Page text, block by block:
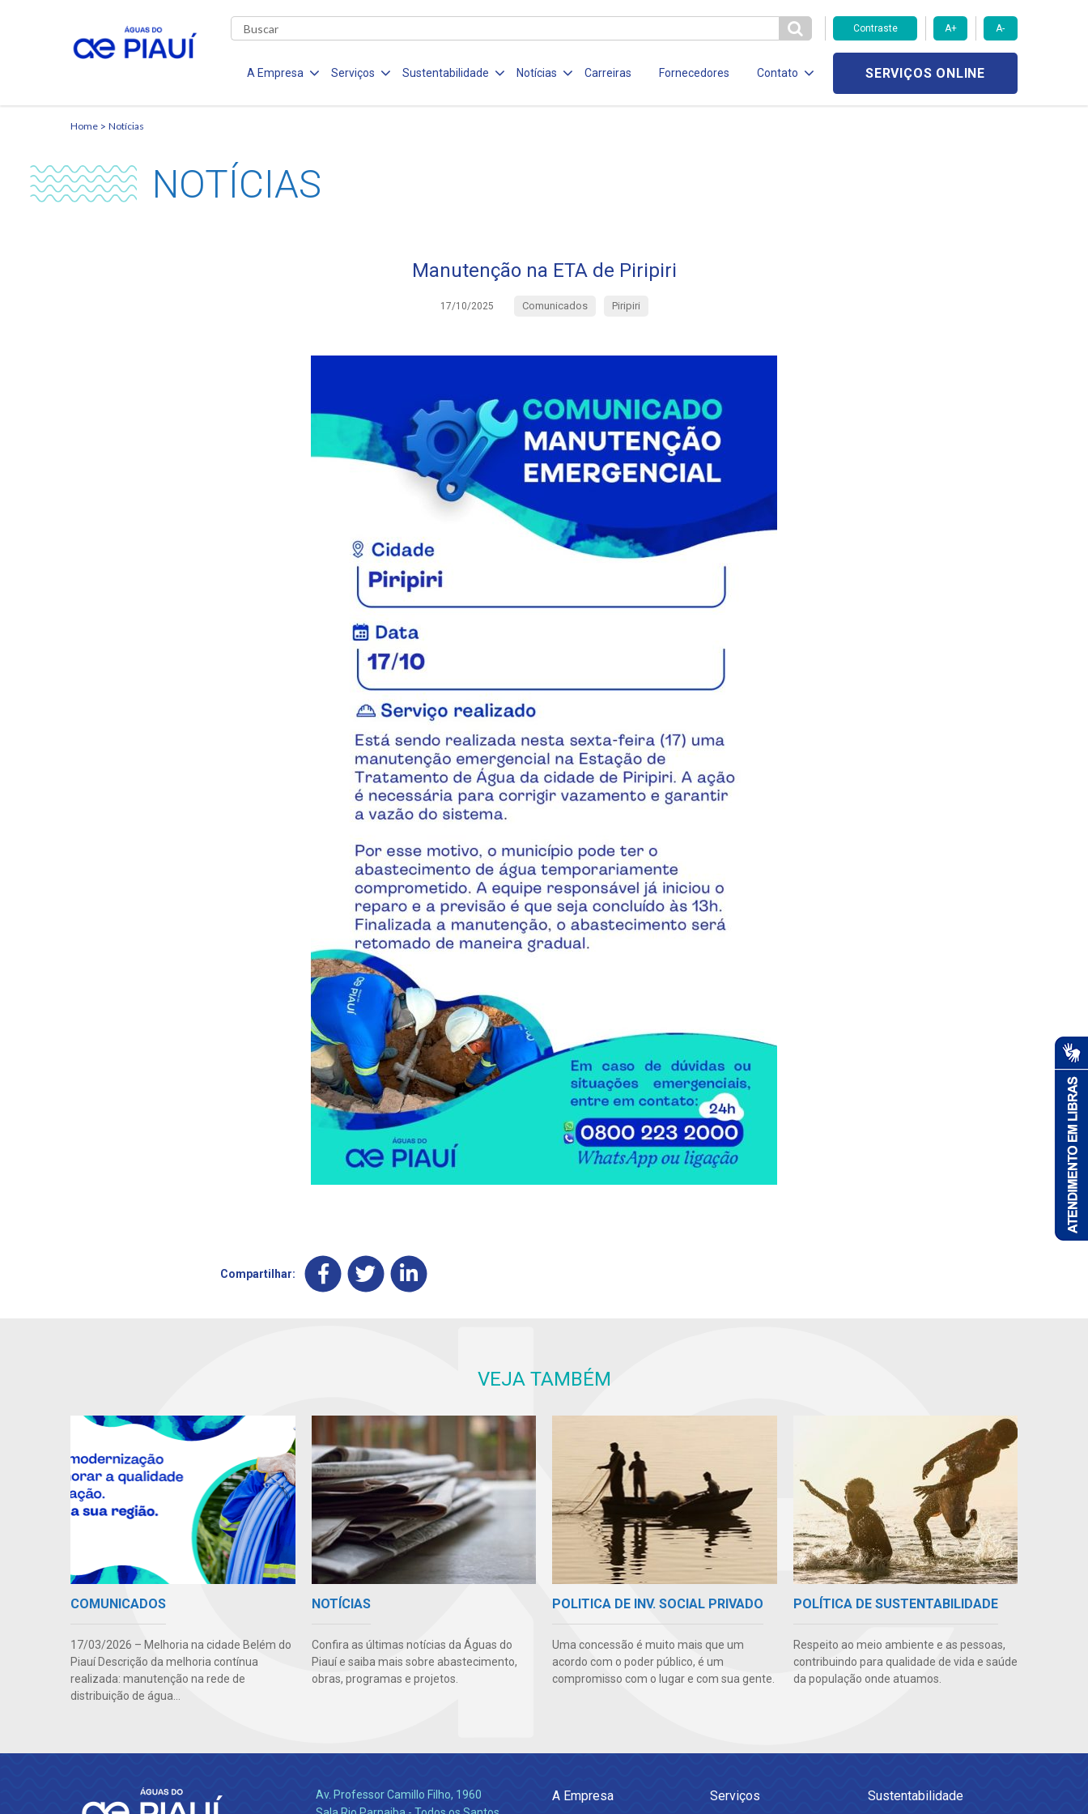
Contraste A+ A-
A Empresa Serviços Sustentabilidade Notícias Carreiras Fornecedores Contato SERVIÇOS ONLINE
Home Notícias
NOTÍCIAS
Manutenção na ETA de Piripiri
17/10/2025 Comunicados Piripiri
Compartilhar:
VEJA TAMBÉM
COMUNICADOS
17/03/2026 – Melhoria na cidade Belém do
Piauí Descrição da melhoria contínua
realizada: manutenção na rede de
distribuição de água...
NOTÍCIAS
Confira as últimas notícias da Águas do
Piauí e saiba mais sobre abastecimento,
obras, programas e projetos.
POLITICA DE INV. SOCIAL PRIVADO
Uma concessão é muito mais que um
acordo com o poder público, é um
compromisso com o lugar e com sua gente.
POLÍTICA DE SUSTENTABILIDADE
Respeito ao meio ambiente e as pessoas,
contribuindo para qualidade de vida e saúde
da população onde atuamos.
Av. Professor Camillo Filho, 1960
A Empresa Serviços Sustentabilidade